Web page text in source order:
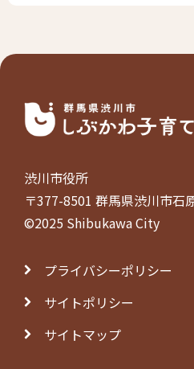
渋川市役所
〒377-8501 群馬県渋川市石
©2025 Shibukawa City
プライバシーポリシー
サイトポリシー
サイトマップ